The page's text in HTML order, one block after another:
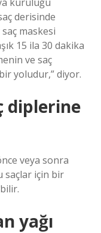
derisinde
maskesi
15 ila 30 dakika
ve saç
yoludur,” diyor.
diplerine
veya sonra
saçlar için bir
yağı